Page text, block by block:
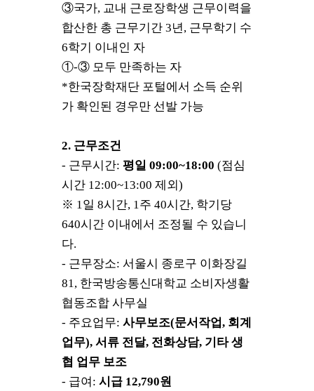
③국가, 교내 근로장학생 근무이력을
합산한 총 근무기간 3년 , 근무학기 수
6학기 이내인 자
①-③ 모두 만족하는 자
*한국장학재단 포털에서 소득 순위
가 확인된 경우만 선발 가능
2. 근무조건
- 근무시간: 평일 09:00~18:00 (점심
시간 12:00~13:00 제외)
※ 1 일 8시간, 1 주 40시간, 학기당
640시간 이내에서 조정될 수 있습니
다.
- 근무장소: 서울시 종로구 이화장길
81, 한국방송통신대학교 소비자생활
협동조합 사무실
- 주요업무: 사무보조(문서작업, 회계
업무), 서류 전달, 전화상담, 기타 생
협 업무 보조
- 급여 : 시급 12,790원